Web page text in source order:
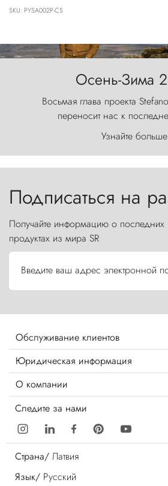
SKU: PYSA002P-CS
Осень-Зима
Восьмая глава проекта
переносит нас к
первозданного мира,
первобытной яростью ваяет
Торрес-дель-Пайне, словно
Узнайте больше
Подписаться на
Получайте информацию о последних
продуктах из мира SR
Введите ваш адрес электронной
Обслуживание клиентов
Юридическая информация
О компании
Следите за нами
Страна/ Латвия
Язык/ Русский